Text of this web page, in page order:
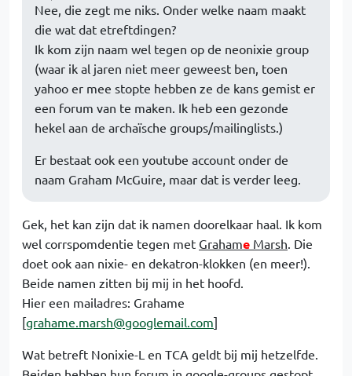
Nee, die zegt me niks. Onder welke naam maakt
die wat dat etreftdingen?
Ik kom zijn naam wel tegen op de neonixie group
(waar ik al jaren niet meer geweest ben, toen
yahoo er mee stopte hebben ze de kans gemist er
een forum van te maken. Ik heb een gezonde
hekel aan de archaïsche groups/mailinglists.)
Er bestaat ook een youtube account onder de
naam Graham McGuire, maar dat is verder leeg.
Gek, het kan zijn dat ik namen doorelkaar haal. Ik kom
wel corrspomdentie tegen met Grahame Marsh . Die
doet ook aan nixie- en dekatron-klokken (en meer!).
Beide namen zitten bij mij in het hoofd.
Hier een mailadres: Grahame
[grahame.marsh@googlemail.com]
Wat betreft Nonixie-L en TCA geldt bij mij hetzelfde.